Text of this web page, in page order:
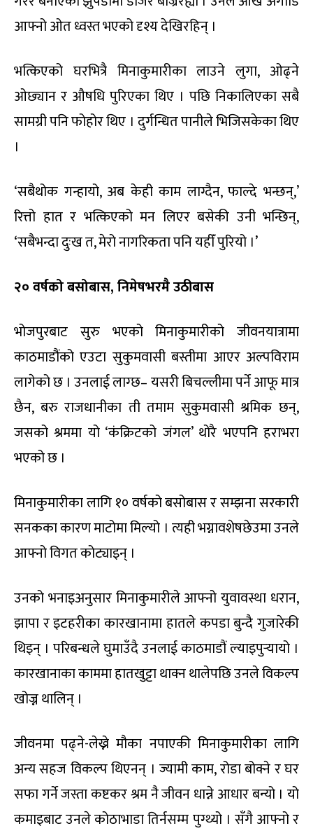
आफ्नो ओत ध्वस्त भएको दृश्य देखिरहिन् ।
भत्किएको घरभित्रै मिनाकुमारीका लाउने लुगा, ओढ्ने
ओछ्यान र औषधि पुरिएका थिए । पछि निकालिएका सबै
सामग्री पनि फोहोर थिए । दुर्गन्धित पानीले भिजिसकेका थिए
।
‘सबैथोक गन्हायो, अब केही काम लाग्दैन, फाल्दे भन्छन्,’
रित्तो हात र भत्किएको मन लिएर बसेकी उनी भन्छिन्,
‘सबैभन्दा दुःख त, मेरो नागरिकता पनि यहीँ पुरियो ।’
२० वर्षको बसोबास, निमेषभरमै उठीबास
भोजपुरबाट सुरु भएको मिनाकुमारीको जीवनयात्रामा
काठमाडौंको एउटा सुकुमवासी बस्तीमा आएर अल्पविराम
लागेको छ । उनलाई लाग्छ– यसरी बिचल्लीमा पर्ने आफू मात्र
छैन, बरु राजधानीका ती तमाम सुकुमवासी श्रमिक छन्,
जसको श्रममा यो ‘कंक्रिटको जंगल’ थोरै भएपनि हराभरा
भएको छ ।
मिनाकुमारीका लागि १० वर्षको बसोबास र सम्झना सरकारी
सनकका कारण माटोमा मिल्यो । त्यही भग्नावशेषछेउमा उनले
आफ्नो विगत कोट्याइन् ।
उनको भनाइअनुसार मिनाकुमारीले आफ्नो युवावस्था धरान,
झापा र इटहरीका कारखानामा हातले कपडा बुन्दै गुजारेकी
थिइन् । परिबन्धले घुमाउँदै उनलाई काठमाडौं ल्याइपुर्‍यायो ।
कारखानाका काममा हातखुट्टा थाक्न थालेपछि उनले विकल्प
खोज्न थालिन् ।
जीवनमा पढ्ने-लेख्ने मौका नपाएकी मिनाकुमारीका लागि
अन्य सहज विकल्प थिएनन् । ज्यामी काम, रोडा बोक्ने र घर
सफा गर्ने जस्ता कष्टकर श्रम नै जीवन धान्ने आधार बन्यो । यो
कमाइबाट उनले कोठाभाडा तिर्नसम्म पुग्थ्यो । सँगै आफ्नो र